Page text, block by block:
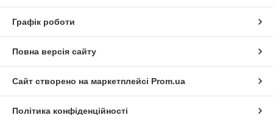
Графік роботи
Повна версія сайту
Сайт створено на маркетплейсі Prom.ua
Політика конфіденційності